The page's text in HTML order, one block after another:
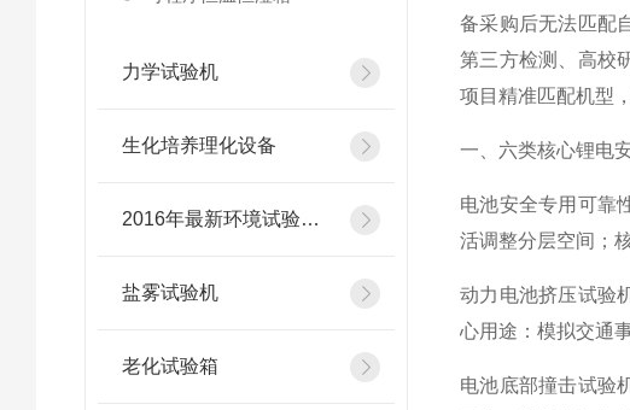
力学试验机
生化培养理化设备
2016年最新环境试验设备
盐雾试验机
老化试验箱
备采购后无法匹配
第三方检测、高校
项目精准匹配机型
一、六类核心锂电
电池安全专用可靠
活调整分层空间；
动力电池挤压试验
心用途：模拟交通
电池底部撞击试验